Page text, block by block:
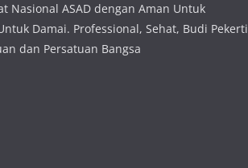
Nasional ASAD dengan Aman Untuk
Damai. Professional, Sehat, Budi Pekerti
dan Persatuan Bangsa